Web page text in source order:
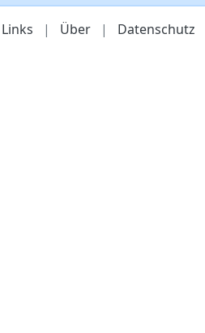
Links | Über | Datenschutz